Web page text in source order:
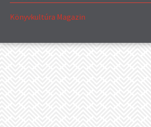
Könyvkultúra Magazin